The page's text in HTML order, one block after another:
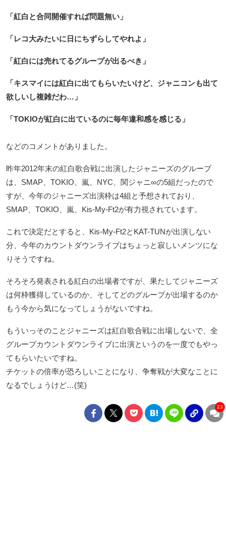
「紅白と合同開催すれば問題無い」
「レコ大みたいに日にちずらしてやれよ」
「紅白には売れてるグループが出るべき」
「キスマイには紅白に出てもらいたいけど、ジャニコンも出て
欲しいし複雑だわ…」
「TOKIOが紅白に出ているのに毎年違和感を感じる」
などのコメントがありました。
昨年2012年末の紅白歌合戦に出演したジャニーズのグループ
は、SMAP、TOKIO、嵐、NYC、関ジャニ∞の5組だったので
すが、今年のジャニーズ出演枠は4組と予想されており、
SMAP、TOKIO、嵐、Kis-My-Ft2が有力視されています。
これで決定だとすると、Kis-My-Ft2とKAT-TUNが出演しない
分、今年のカウントダウンライブはちょっと寂しいメンツにな
りそうですね。
そろそろ発表される紅白の出場者ですが、果たしてジャニーズ
は何枠獲得しているのか、そしてどのグループが出場するのか
もう今から気になってしょうがないですね。
もういっそのことジャニーズは紅白歌合戦に出場しないで、全
グループカウントダウンライブに出演というのを一度でもやっ
てもらいたいですね。
チケットの倍率が恐ろしいことになり、争奪戦が大変なことに
なるでしょうけど…(笑)
23